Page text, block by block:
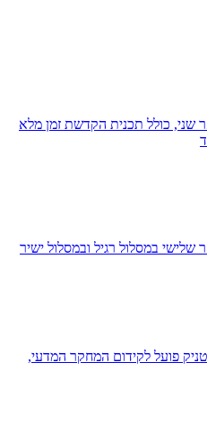
שני, כולל תכנית הקדשת זמן מלא
במסלול רגיל ובמסלול ישיר
פועל לקידום המחקר המדעי,